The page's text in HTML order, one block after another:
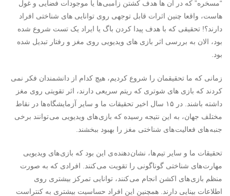
“مسخره” که در آن ها هدف کشتن زامبی ها یا موجودات فضایی و غول
هاست، واقعا چنین اثرات قابل توجهی روی توانایی های شناختی افراد
دارند؟! تحقیقی که با هدف پیدا کردن باگ یا ایراد یک تست شروع شده
بود، الان به بررسی اثر بازی های ویدیویی روی مغز و رفتار تبدیل شده
بود.
زمانی که ما تحقیقمان را شروع کردیم، هیچ کدام از دانشمندان فکر نمی
کردند که بازی های شوتری که ریتم سریعی دارند، اثر تقویتی روی مغز
داشته باشند. در ۱۵ سال اخیر تحقیقات ما و سایر آزمایشگاه ها در نقاط
مختلف جهان، به این نتیجه رسیده که بازی های ویدیویی می توانند برخی
جنبه های فعالیت های شناختی مغز را بهبود ببخشند.
تحقیقات ما و سایر تیم ها، نشان دهنده ی این بود که بازی های ویدیویی
مهارت های شناختی گوناگونی را تقویت می کنند. افرادی که به صورت
منظم بازی های اکشن انجام می کنند، توانایی تمرکز بیشتری روی
اطلاعات بینایی دارند. همچنین این افراد حساسیت بیشتری به کنتراست